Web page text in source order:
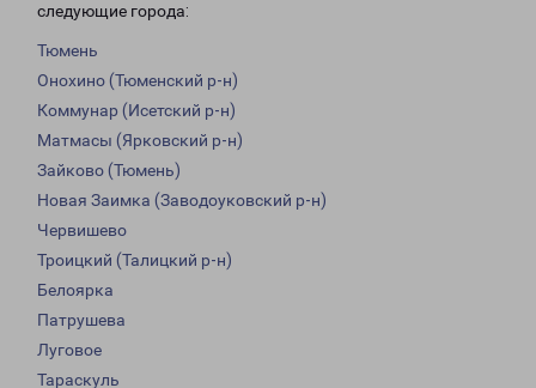
следующие города:
Тюмень
Онохино (Тюменский р-н)
Коммунар (Исетский р-н)
Матмасы (Ярковский р-н)
Зайково (Тюмень)
Новая Заимка (Заводоуковский р-н)
Червишево
Троицкий (Талицкий р-н)
Белоярка
Патрушева
Луговое
Тараскуль